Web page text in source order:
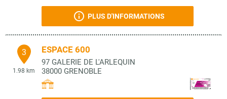
PLUS D'INFORMATIONS
3
1.98 km
ESPACE 600
97 GALERIE DE L'ARLEQUIN
38000 GRENOBLE